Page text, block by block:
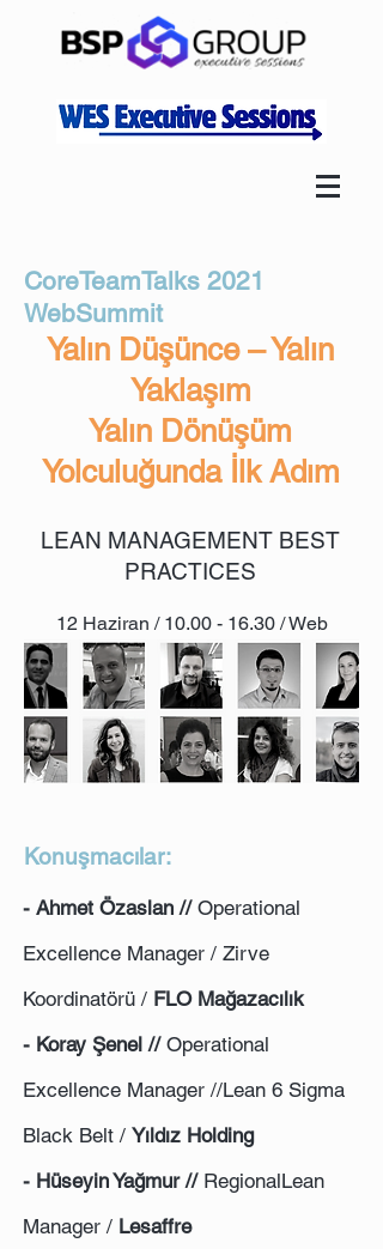
CoreTeamTalks 2021
WebSummit
Yalın Düşünce – Yalın
Yaklaşım
Yalın Dönüşüm
Yolculuğunda İlk Adım
LEAN MANAGEMENT BEST
PRACTICES
12 Haziran / 10.00 - 16.30/ Web
Summit
Konuşmacılar:
- Ahmet Özaslan // Operational
Excellence Manager / Zirve
Koordinatörü / FLO Mağazacılık
- Koray Şenel //Operational
Excellence Manager //Lean 6 Sigma
Black Belt / Yıldız Holding
- Hüseyin Yağmur // RegionalLean
Manager / Lesaffre